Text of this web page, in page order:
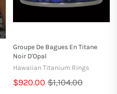
Groupe De Bagues En Titane
Noir D'Opal
Hawaiian Titanium Rings
$920.00 $1,104.00